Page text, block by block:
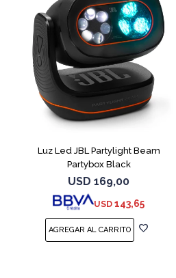
Luz Led JBL Partylight Beam
Partybox Black
USD 169,00
USD 143,65